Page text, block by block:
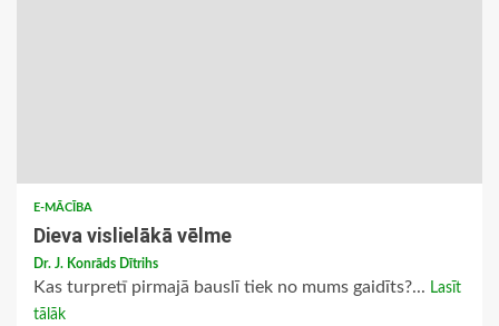
E-MĀCĪBA
Dieva vislielākā vēlme
Dr. J. Konrāds Dītrihs
Kas turpretī pirmajā bauslī tiek no mums gaidīts?... Lasīt
tālāk